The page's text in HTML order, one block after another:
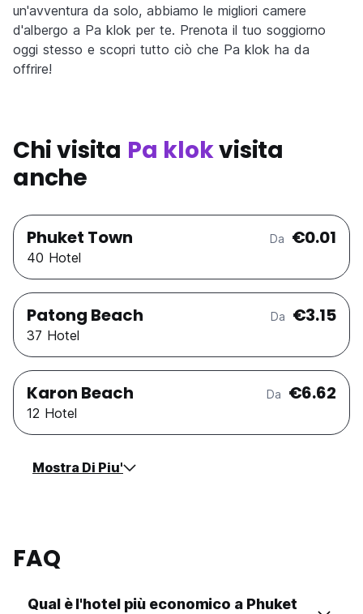
un'avventura da solo, abbiamo le migliori camere
d'albergo a Pa klok per te. Prenota il tuo soggiorno
oggi stesso e scopri tutto ciò che Pa klok ha da
offrire!
Chi visita Pa klokvisita
anche
Phuket Town Da €0.01
40 Hotel
Patong Beach Da €3.15
37 Hotel
Karon Beach Da €6.62
12 Hotel
Mostra Di Piu'
FAQ
Qual è l'hotel più economico a Phuket